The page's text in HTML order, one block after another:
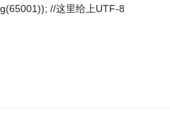
//这里给上UTF-8